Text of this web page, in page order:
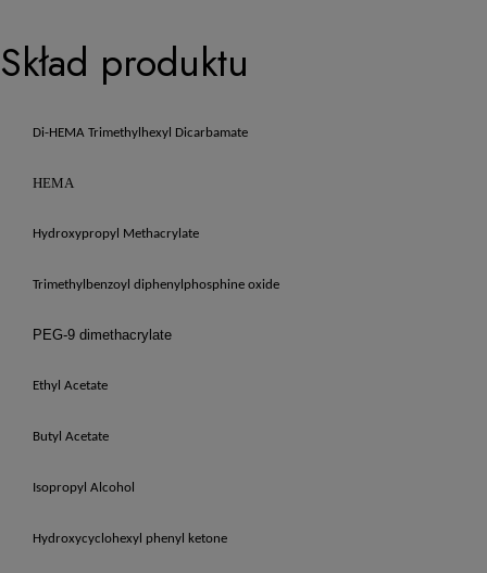
Skład produktu
Di-HEMA Trimethylhexyl Dicarbamate
HEMA
Hydroxypropyl Methacrylate
Trimethylbenzoyl diphenylphosphine oxide
PEG-9 dimethacrylate
Ethyl Acetate
Butyl Acetate
Isopropyl Alcohol
Hydroxycyclohexyl phenyl ketone